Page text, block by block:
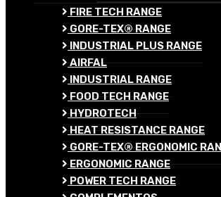
FIRE TECH RANGE
GORE-TEX® RANGE
INDUSTRIAL PLUS RANGE
AIRFAL
INDUSTRIAL RANGE
FOOD TECH RANGE
HYDROTECH
HEAT RESISTANCE RANGE
GORE-TEX® ERGONOMIC
ERGONOMIC RANGE
POWER TECH RANGE